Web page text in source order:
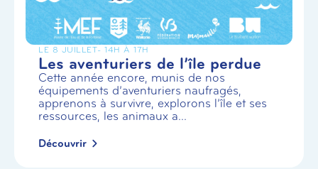
LE 8 JUILLET- 14H À 17H
Les aventuriers de l’île perdue
Cette année encore, munis de nos
équipements d’aventuriers naufragés,
apprenons à survivre, explorons l’île et ses
ressources, les animaux a...
Découvrir